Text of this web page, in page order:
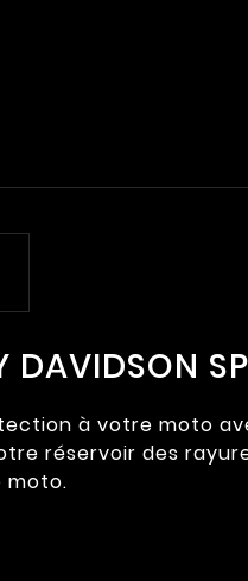
à votre moto
réservoir des
moto.